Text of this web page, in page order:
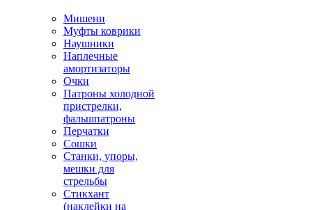
Мишени
Муфты коврики
Наушники
Наплечные
амортизаторы
Очки
Патроны холодной
пристрелки,
фальшпатроны
Перчатки
Сошки
Станки, упоры,
мешки для
стрельбы
Стикхант
(наклейки на